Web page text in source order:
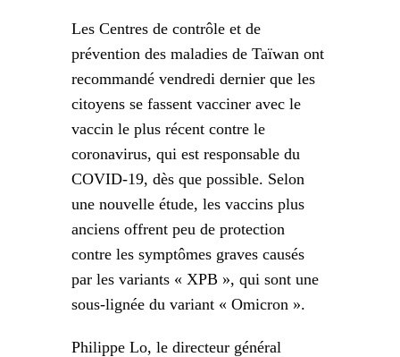
Les Centres de contrôle et de
prévention des maladies de Taïwan ont
recommandé vendredi dernier que les
citoyens se fassent vacciner avec le
vaccin le plus récent contre le
coronavirus, qui est responsable du
COVID-19, dès que possible. Selon
une nouvelle étude, les vaccins plus
anciens offrent peu de protection
contre les symptômes graves causés
par les variants « XPB », qui sont une
sous-lignée du variant « Omicron ».
Philippe Lo, le directeur général